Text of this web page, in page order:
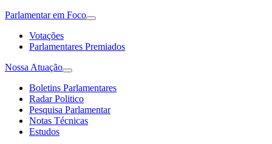
Parlamentar em Foco
Votações
Parlamentares Premiados
Nossa Atuação
Boletins Parlamentares
Radar Politico
Pesquisa Parlamentar
Notas Técnicas
Estudos